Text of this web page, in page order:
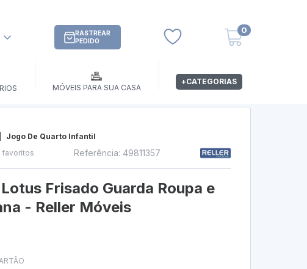
RASTREAR
PEDIDO
0
MÓVEIS PARA SUA CASA
+CATEGORIAS
Jogo De Quarto Infantil
favoritos Referência: 49811357
Frisado Guarda Roupa e
- Reller Móveis